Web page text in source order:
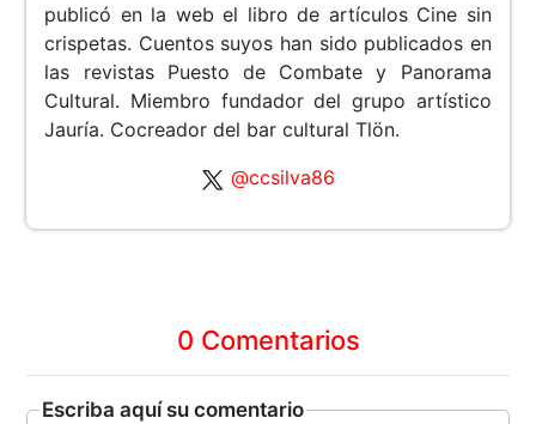
publicó en la web el libro de artículos Cine sin
crispetas. Cuentos suyos han sido publicados en
las revistas Puesto de Combate y Panorama
Cultural. Miembro fundador del grupo artístico
Jauría. Cocreador del bar cultural Tlön.
@ccsilva86
0 Comentarios
Escriba aquí su comentario